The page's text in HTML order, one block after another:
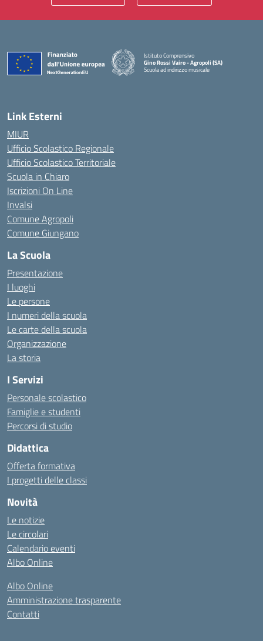
Istituto Comprensivo
Gino Rossi Vairo - Agropoli (SA)
Scuola ad indirizzo musicale
Link Esterni
MIUR
Ufficio Scolastico Regionale
Ufficio Scolastico Territoriale
Scuola in Chiaro
Iscrizioni On Line
Invalsi
Comune Agropoli
Comune Giungano
La Scuola
Presentazione
I luoghi
Le persone
I numeri della scuola
Le carte della scuola
Organizzazione
La storia
I Servizi
Personale scolastico
Famiglie e studenti
Percorsi di studio
Didattica
Offerta formativa
I progetti delle classi
Novità
Le notizie
Le circolari
Calendario eventi
Albo Online
Albo Online
Amministrazione trasparente
Contatti